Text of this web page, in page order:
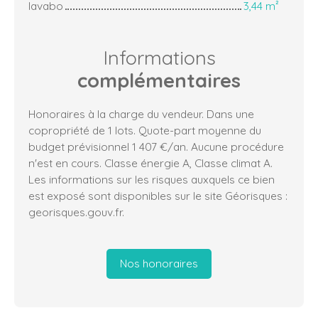
lavabo 3,44 m²
Informations
complémentaires
Honoraires à la charge du vendeur. Dans une
copropriété de 1 lots. Quote-part moyenne du
budget prévisionnel 1 407 €/an. Aucune procédure
n'est en cours. Classe énergie A, Classe climat A.
Les informations sur les risques auxquels ce bien
est exposé sont disponibles sur le site Géorisques :
georisques.gouv.fr.
Nos honoraires